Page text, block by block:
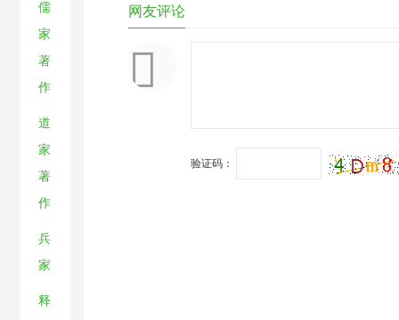
儒
家
著
作
道
家
著
作
兵
家
释
网友评论
验证码：